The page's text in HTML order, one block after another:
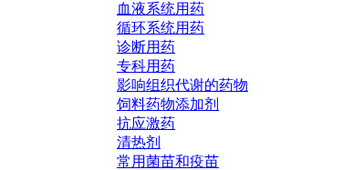
血液系统用药
循环系统用药
诊断用药
专科用药
影响组织代谢的药物
饲料药物添加剂
抗应激药
清热剂
常用菌苗和疫苗